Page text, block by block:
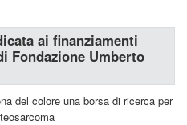
ai finanziamenti
Fondazione Umberto
del colore una borsa di ricerca per